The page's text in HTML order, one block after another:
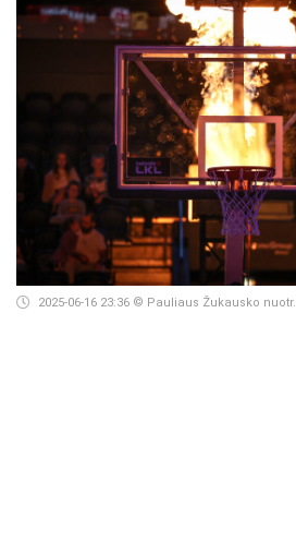
2025-06-16 23:36 © Pauliaus Žukausko nuotr.